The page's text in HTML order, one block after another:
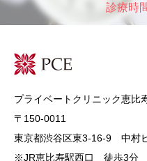
診療時
プライベートクリニック恵比
〒150-0011
東京都渋谷区東3-16-9 中村
※JR恵比寿駅西口 徒歩3分